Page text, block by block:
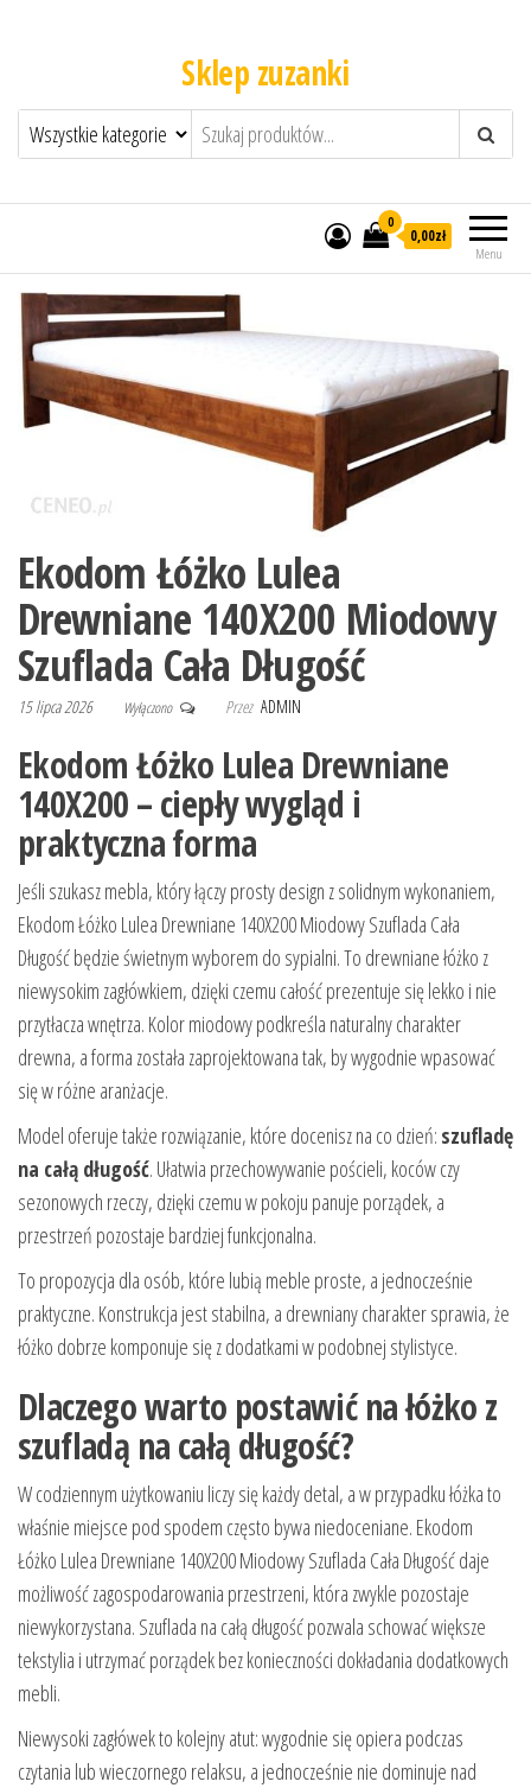
Sklep zuzanki
Menu
0
0,00zł
Ekodom Łóżko Lulea
Drewniane 140X200 Miodowy
Szuflada Cała Długość
15 lipca 2026 Wyłączono Przez ADMIN
Ekodom Łóżko Lulea Drewniane
140X200 – ciepły wygląd i
praktyczna forma
Jeśli szukasz mebla, który łączy prosty design z solidnym wykonaniem,
Ekodom Łóżko Lulea Drewniane 140X200 Miodowy Szuflada Cała
Długość będzie świetnym wyborem do sypialni. To drewniane łóżko z
niewysokim zagłówkiem, dzięki czemu całość prezentuje się lekko i nie
przytłacza wnętrza. Kolor miodowy podkreśla naturalny charakter
drewna, a forma została zaprojektowana tak, by wygodnie wpasować
się w różne aranżacje.
Model oferuje także rozwiązanie, które docenisz na co dzień: szufladę
na całą długość. Ułatwia przechowywanie pościeli, koców czy
sezonowych rzeczy, dzięki czemu w pokoju panuje porządek, a
przestrzeń pozostaje bardziej funkcjonalna.
To propozycja dla osób, które lubią meble proste, a jednocześnie
praktyczne. Konstrukcja jest stabilna, a drewniany charakter sprawia, że
łóżko dobrze komponuje się z dodatkami w podobnej stylistyce.
Dlaczego warto postawić na łóżko z
szufladą na całą długość?
W codziennym użytkowaniu liczy się każdy detal, a w przypadku łóżka to
właśnie miejsce pod spodem często bywa niedoceniane. Ekodom
Łóżko Lulea Drewniane 140X200 Miodowy Szuflada Cała Długość daje
możliwość zagospodarowania przestrzeni, która zwykle pozostaje
niewykorzystana. Szuflada na całą długość pozwala schować większe
tekstylia i utrzymać porządek bez konieczności dokładania dodatkowych
mebli.
Niewysoki zagłówek to kolejny atut: wygodnie się opiera podczas
czytania lub wieczornego relaksu, a jednocześnie nie dominuje nad